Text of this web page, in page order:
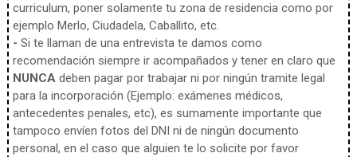
curriculum, poner solamente tu zona de residencia como por
ejemplo Merlo, Ciudadela, Caballito, etc.
- Si te llaman de una entrevista te damos como
recomendación siempre ir acompañados y tener en claro que
NUNCAdeben pagar por trabajar ni por ningún tramite legal
para la incorporación (Ejemplo: exámenes médicos,
antecedentes penales, etc), es sumamente importante que
tampoco envíen fotos del DNI ni de ningún documento
personal, en el caso que alguien te lo solicite por favor